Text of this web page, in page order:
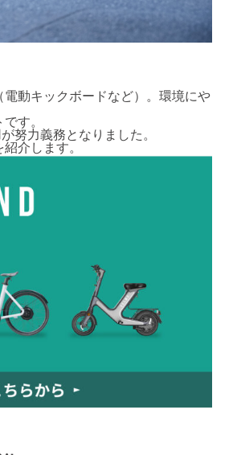
動キックボードなど）。環境にや
す。
努力義務となりました。
介します。